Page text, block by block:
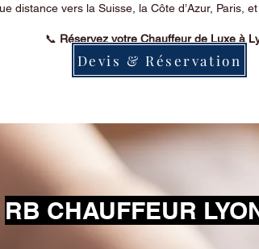
distance vers la Suisse, la Côte d’Azur, Paris,
📞 Réservez votre Chauffeur de Luxe à
Devis & Réservation
RB CHAUFFEUR